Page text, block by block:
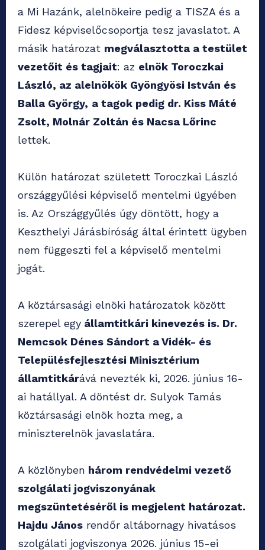
a Mi Hazánk, alelnökeire pedig a TISZA és a
Fidesz képviselőcsoportja tesz javaslatot. A
másik határozat megválasztotta a testület
vezetőit és tagjait: az elnök Toroczkai
László, az alelnökök Gyöngyösi István és
Balla György, a tagok pedig dr. Kiss Máté
Zsolt, Molnár Zoltán és Nacsa Lőrinc
lettek.
Külön határozat született Toroczkai László
országgyűlési képviselő mentelmi ügyében
is. Az Országgyűlés úgy döntött, hogy a
Keszthelyi Járásbíróság által érintett ügyben
nem függeszti fel a képviselő mentelmi
jogát.
A köztársasági elnöki határozatok között
szerepel egy államtitkári kinevezés is. Dr.
Nemcsok Dénes Sándort a Vidék- és
Településfejlesztési Minisztérium
államtitkárává nevezték ki, 2026. június 16-
ai hatállyal. A döntést dr. Sulyok Tamás
köztársasági elnök hozta meg, a
miniszterelnök javaslatára.
A közlönyben három rendvédelmi vezető
szolgálati jogviszonyának
megszüntetéséről is megjelent határozat.
Hajdu János rendőr altábornagy hivatásos
szolgálati jogviszonya 2026. június 15-ei